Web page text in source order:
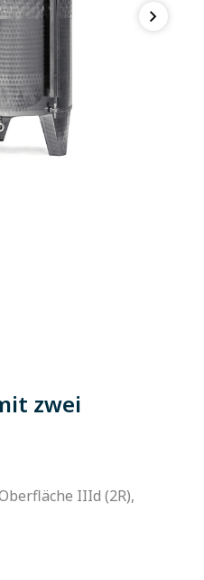
zwei
IIId (2R),